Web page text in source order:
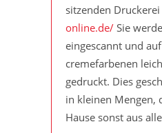
sitzenden Druckerei
online.de/ Sie
eingescannt und
cremefarbenen
gedruckt. Dies
in kleinen Mengen,
Hause sonst aus